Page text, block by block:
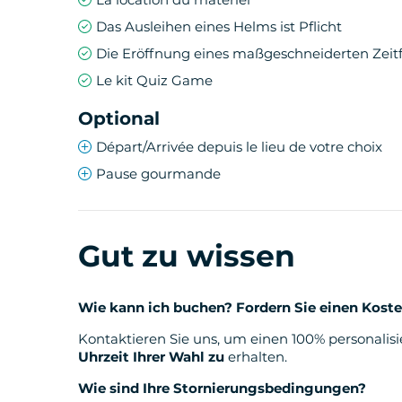
Person wird individuell eingeweiht, um
Das von unserem Team moderierte Quiz
Sind Sie bereit, zu buzzern?
Sieg zu erringen, müssen Sie schneller
all diese Aufgaben können die Teams mit
Team zu schlagen.
thematischen Runde zu messen. Dabei
Ein Teambuilding nach Maß
Zeitpläne, Datum, Dauer, Strecken, Start-
auf unsere Kenntnisse vor Ort stützen. Sie
wählen oder uns um eine
Das Ausleihen eines Helms ist Pflicht
Die Eröffnung eines maßgeschneiderten
Le kit Quiz Game
Optional
Départ/Arrivée depuis le lieu de votre choix
Pause gourmande
Gut zu wissen
Wie kann ich buchen? Fordern Sie einen
Kontaktieren Sie uns, um einen 100%
Uhrzeit Ihrer Wahl zu erhalten.
Wie sind Ihre Stornierungsbedingungen?